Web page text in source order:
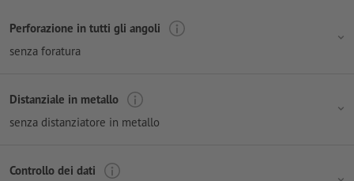
Perforazione in tutti gli angoli
senza foratura
Distanziale in metallo
senza distanziatore in metallo
Controllo dei dati